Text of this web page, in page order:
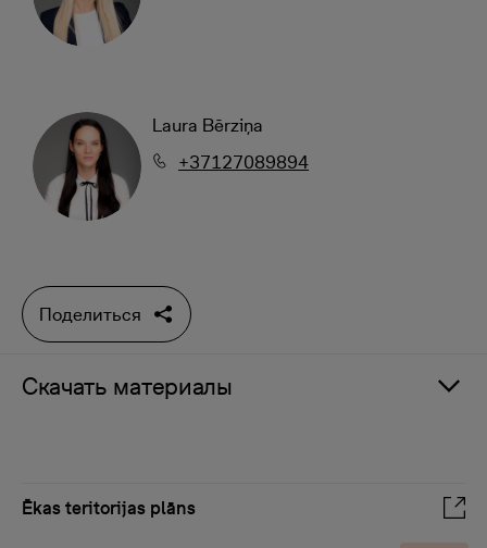
Laura Bērziņa
+37127089894
Поделиться
Скачать материалы
Ēkas teritorijas plāns